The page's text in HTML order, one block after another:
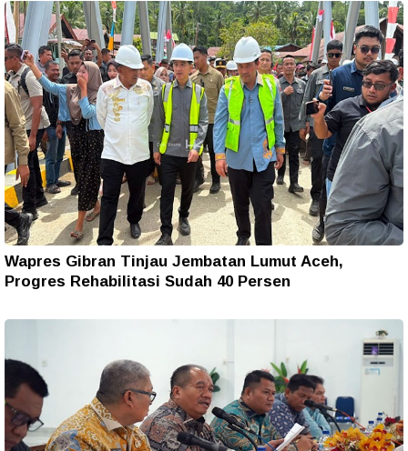
Wapres Gibran Tinjau Jembatan Lumut Aceh,
Progres Rehabilitasi Sudah 40 Persen